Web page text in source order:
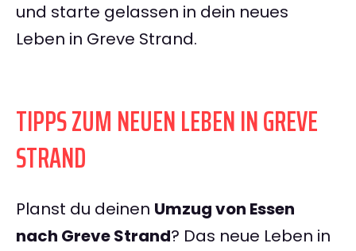
und starte gelassen in dein neues
Leben in Greve Strand.
TIPPS ZUM NEUEN LEBEN IN GREVE
STRAND
Planst du deinen Umzug von Essen
nach Greve Strand? Das neue Leben in